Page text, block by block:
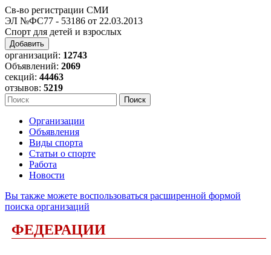
Св-во регистрации СМИ
ЭЛ №ФС77 - 53186 от 22.03.2013
Спорт для детей и взрослых
Добавить
организаций: 12743
Объявлений: 2069
секций: 44463
отзывов: 5219
Организации
Объявления
Виды спорта
Статьи о спорте
Работа
Новости
Вы также можете воспользоваться расширенной формой
поиска организаций
ФЕДЕРАЦИИ